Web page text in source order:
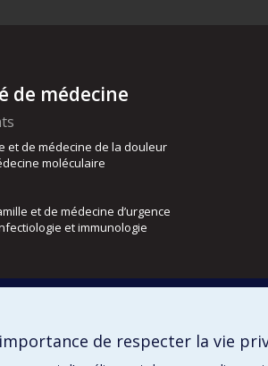
de médecine
et de médecine de la douleur
moléculaire
et de médecine d’urgence
et immunologie
audiologie
de respecter la vie